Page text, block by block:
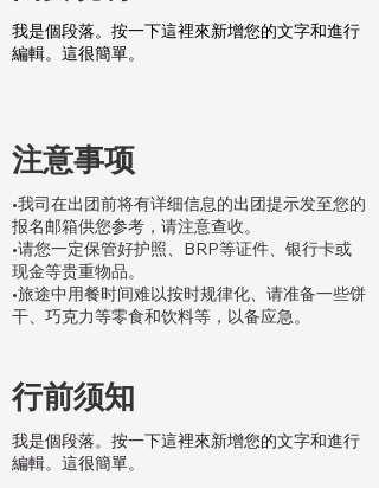
我是個段落。按一下這裡來新增您的文字和進行
編輯。這很簡單。
注意事项
•我司在出团前将有详细信息的出团提示发至您的
报名邮箱供您参考，请注意查收。
•请您一定保管好护照、BRP等证件、银行卡或
现金等贵重物品。
•旅途中用餐时间难以按时规律化、请准备一些饼
干、巧克力等零食和饮料等，以备应急。
行前须知
我是個段落。按一下這裡來新增您的文字和進行
編輯。這很簡單。